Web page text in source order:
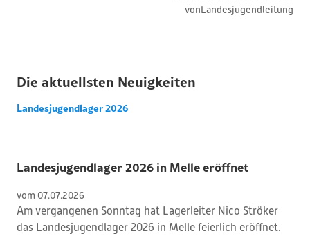
vonLandesjugendleitung
Die aktuellsten Neuigkeiten
Landesjugendlager 2026
Landesjugendlager 2026 in Melle eröffnet
vom 07.07.2026
Am vergangenen Sonntag hat Lagerleiter Nico Ströker
das Landesjugendlager 2026 in Melle feierlich eröffnet.